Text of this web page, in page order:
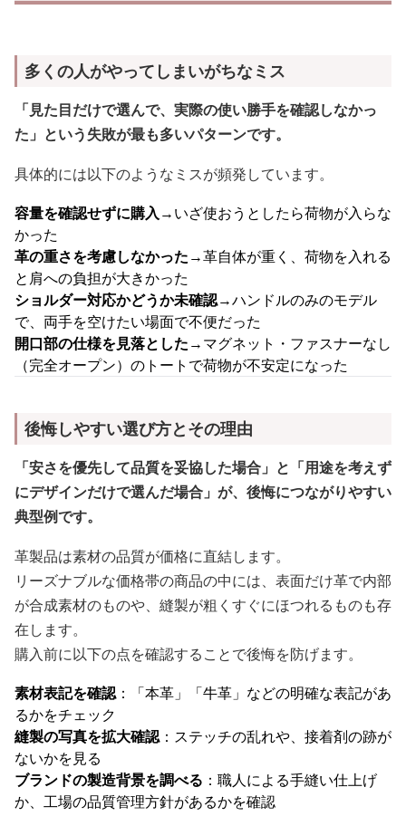
多くの人がやってしまいがちなミス
「見た目だけで選んで、実際の使い勝手を確認しなかっ
た」という失敗が最も多いパターンです。
具体的には以下のようなミスが頻発しています。
容量を確認せずに購入→いざ使おうとしたら荷物が入らな
かった
革の重さを考慮しなかった→革自体が重く、荷物を入れる
と肩への負担が大きかった
ショルダー対応かどうか未確認→ハンドルのみのモデル
で、両手を空けたい場面で不便だった
開口部の仕様を見落とした→マグネット・ファスナーなし
（完全オープン）のトートで荷物が不安定になった
後悔しやすい選び方とその理由
「安さを優先して品質を妥協した場合」と「用途を考えず
にデザインだけで選んだ場合」が、後悔につながりやすい
典型例です。
革製品は素材の品質が価格に直結します。
リーズナブルな価格帯の商品の中には、表面だけ革で内部
が合成素材のものや、縫製が粗くすぐにほつれるものも存
在します。
購入前に以下の点を確認することで後悔を防げます。
素材表記を確認：「本革」「牛革」などの明確な表記があ
るかをチェック
縫製の写真を拡大確認：ステッチの乱れや、接着剤の跡が
ないかを見る
ブランドの製造背景を調べる ：職人による手縫い仕上げ
か、工場の品質管理方針があるかを確認